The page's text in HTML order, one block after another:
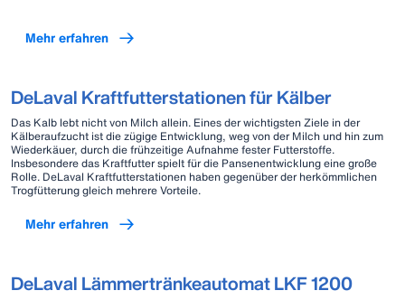
Mehr erfahren
DeLaval Kraftfutterstationen für Kälber
Das Kalb lebt nicht von Milch allein. Eines der wichtigsten Ziele in der
Kälberaufzucht ist die zügige Entwicklung, weg von der Milch und hin zum
Wiederkäuer, durch die frühzeitige Aufnahme fester Futterstoffe.
Insbesondere das Kraftfutter spielt für die Pansenentwicklung eine große
Rolle. DeLaval Kraftfutterstationen haben gegenüber der herkömmlichen
Trogfütterung gleich mehrere Vorteile.
Mehr erfahren
DeLaval Lämmertränkeautomat LKF 1200